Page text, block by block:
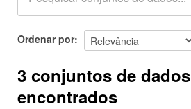
SOBRE
Ordenar por
3 conjuntos de dados
encontrados